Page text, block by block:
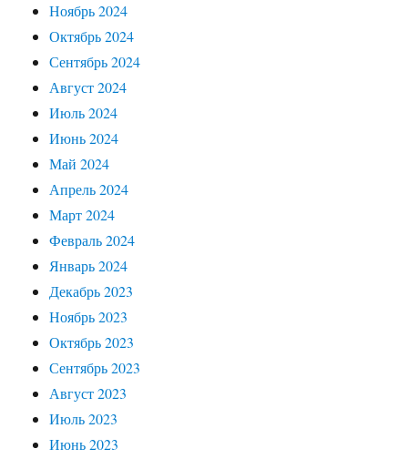
Ноябрь 2024
Октябрь 2024
Сентябрь 2024
Август 2024
Июль 2024
Июнь 2024
Май 2024
Апрель 2024
Март 2024
Февраль 2024
Январь 2024
Декабрь 2023
Ноябрь 2023
Октябрь 2023
Сентябрь 2023
Август 2023
Июль 2023
Июнь 2023